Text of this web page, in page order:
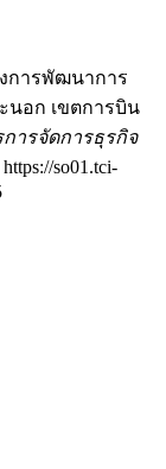
การพัฒนาการ
นอก เขตการบิน
การจัดการธุรกิจ
so01.tci-